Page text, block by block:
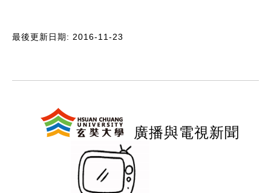
最後更新日期: 2016-11-23
廣播與電視新聞